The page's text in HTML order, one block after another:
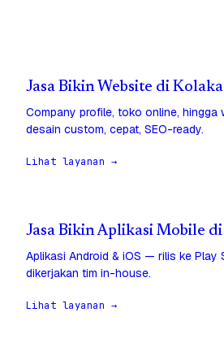
Jasa Bikin Website di Kolaka
Company profile, toko online,
desain custom, cepat, SEO-ready.
Lihat layanan →
Jasa Bikin Aplikasi Mobile
Aplikasi Android & iOS — rilis ke Play
dikerjakan tim in-house.
Lihat layanan →